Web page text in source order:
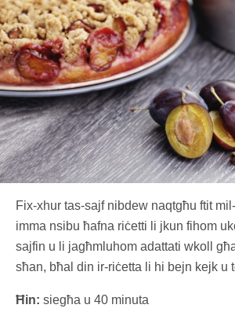
Fix-xhur tas-sajf nibdew naqtgħu ftit
imma nsibu ħafna riċetti li jkun fihom
sajfin u li jagħmluhom adattati wkoll
sħan, bħal din ir-riċetta li hi bejn kejk u
Ħin: siegħa u 40 minuta